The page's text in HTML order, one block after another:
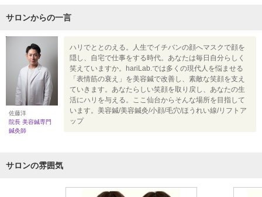
サロンからの一言
佐藤洋
院長 美容鍼専門
鍼灸師
ハリでととのえる。人生でイチバンの顔へマスクで顔を
隠し、自宅で仕事をする時代。あなたは毎日自分らしく
笑えていますか。hariLab.では多くの現代人を悩ませる
「表情筋の衰え」を美容鍼で改善し、素敵な笑顔を支え
ていきます。あなたらしい笑顔を取り戻し、あなたの生
活にハリを与える。ここ仙台からそんな場所を目指して
います。美容鍼/美容鍼灸/小顔/毛穴/ほうれい線/リフトア
ップ
サロンの雰囲気